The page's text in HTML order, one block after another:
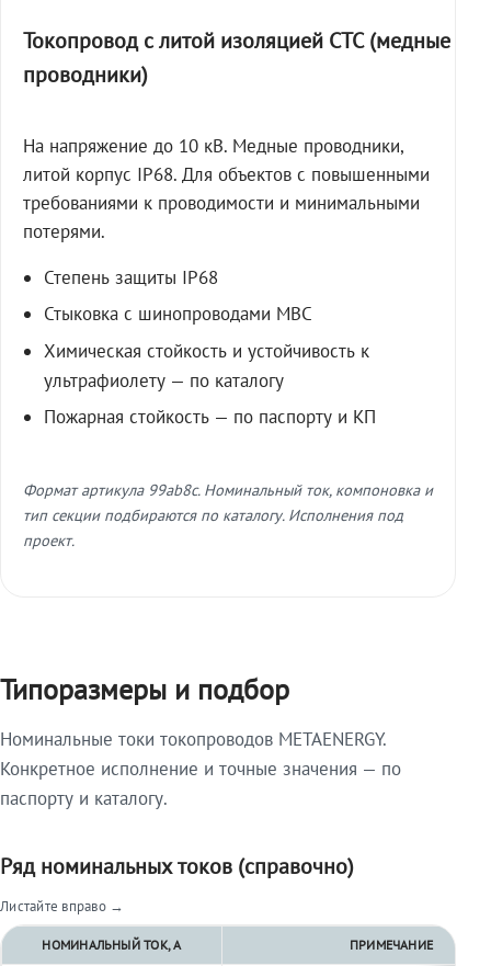
Токопровод с литой изоляцией СТС (медные
проводники)
На напряжение до 10 кВ. Медные проводники,
литой корпус IP68. Для объектов с повышенными
требованиями к проводимости и минимальными
потерями.
Степень защиты IP68
Стыковка с шинопроводами МВС
Химическая стойкость и устойчивость к
ультрафиолету — по каталогу
Пожарная стойкость — по паспорту и КП
Формат артикула 99ab8c. Номинальный ток, компоновка и
тип секции подбираются по каталогу. Исполнения под
проект.
Типоразмеры и подбор
Номинальные токи токопроводов METAENERGY.
Конкретное исполнение и точные значения — по
паспорту и каталогу.
Ряд номинальных токов (справочно)
Листайте вправо →
НОМИНАЛЬНЫЙ ТОК, А ПРИМЕЧАНИЕ